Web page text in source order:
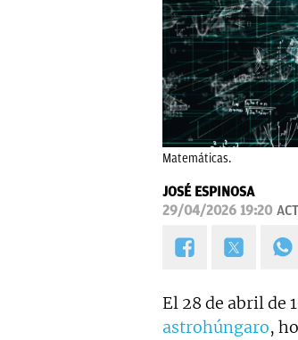
Matemáticas.
JOSÉ ESPINOSA
29/04/2026 19:20
El 28 de abril de
astrohúngaro,